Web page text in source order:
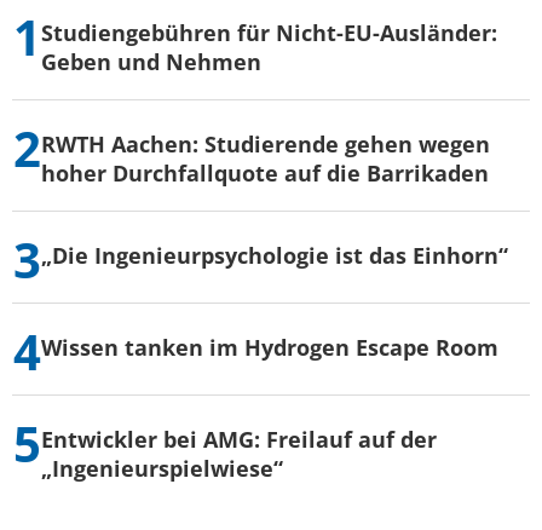
Studiengebühren für Nicht-EU-Ausländer:
Geben und Nehmen
RWTH Aachen: Studierende gehen wegen
hoher Durchfallquote auf die Barrikaden
„Die Ingenieurpsychologie ist das Einhorn“
Wissen tanken im Hydrogen Escape Room
Entwickler bei AMG: Freilauf auf der
„Ingenieurspielwiese“